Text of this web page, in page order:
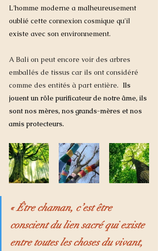
L'homme moderne a malheureusement
oublié cette connexion cosmique qu'il
existe avec son environnement.
A Bali on peut encore voir des arbres
emballés de tissus car ils ont considéré
comme des entités à part entière. Ils
jouent un rôle purificateur de notre âme, ils
sont nos mères, nos grands-mères et nos
amis protecteurs.
« Être chaman, c’est être
conscient du lien sacré qui existe
entre toutes les choses du vivant,